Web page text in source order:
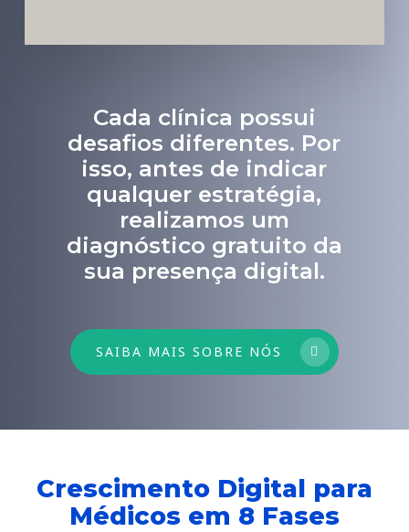
Cada clínica possui
desafios diferentes. Por
isso, antes de indicar
qualquer estratégia,
realizamos um
diagnóstico gratuito da
sua presença digital.
SAIBA MAIS SOBRE NÓS
Crescimento Digital para
Médicos em 8 Fases